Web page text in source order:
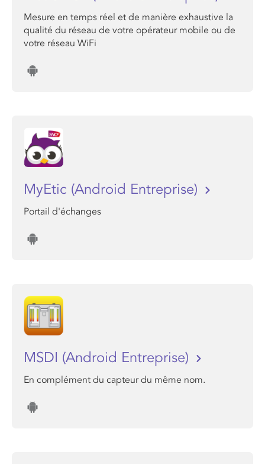
Mesure en temps réel et de manière exhaustive la
qualité du réseau de votre opérateur mobile ou de
votre réseau WiFi
MyEtic (Android Entreprise)
Portail d'échanges
MSDI (Android Entreprise)
En complément du capteur du même nom.